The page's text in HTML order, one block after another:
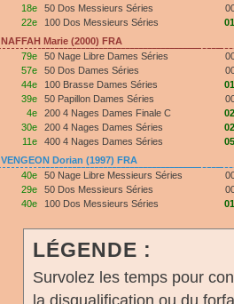
18e
50 Dos Messieurs Séries
22e
100 Dos Messieurs Séries
NAFFAH Marie (2000) FRA
79e
50 Nage Libre Dames Séries
57e
50 Dos Dames Séries
44e
100 Brasse Dames Séries
39e
50 Papillon Dames Séries
4e
200 4 Nages Dames Finale C
30e
200 4 Nages Dames Séries
11e
400 4 Nages Dames Séries
VENGEON Dorian (1997) FRA
40e
50 Nage Libre Messieurs Séries
29e
50 Dos Messieurs Séries
40e
100 Dos Messieurs Séries
LÉGENDE :
Survolez les temps pour
la disqualification ou du